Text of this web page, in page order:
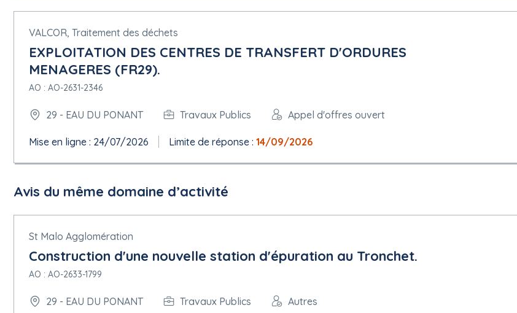
VALCOR, Traitement des déchets
EXPLOITATION DES CENTRES DE TRANSFERT D'ORDURES
MENAGERES (FR29).
AO : AO-2631-2346
29 - EAU DU PONANT Travaux Publics Appel d'offres ouvert
Mise en ligne : 24/07/2026 Limite de réponse : 14/09/2026
Avis du même domaine d’activité
St Malo Agglomération
Construction d'une nouvelle station d'épuration au Tronchet.
AO : AO-2633-1799
29 - EAU DU PONANT Travaux Publics Autres